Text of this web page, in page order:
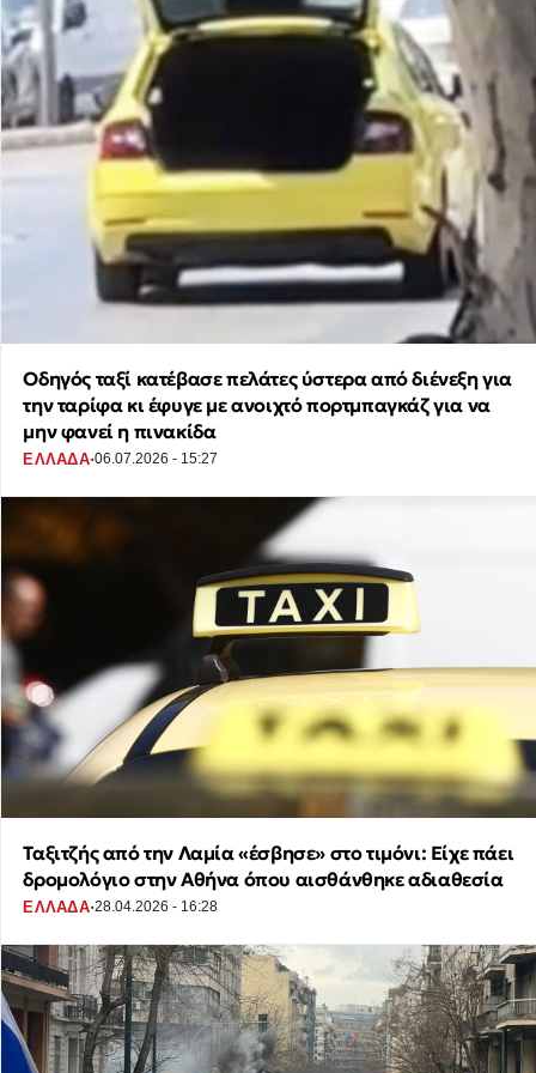
Οδηγός ταξί κατέβασε πελάτες ύστερα από διένεξη για
την ταρίφα κι έφυγε με ανοιχτό πορτμπαγκάζ για να
μην φανεί η πινακίδα
ΕΛΛΑΔΑ·06.07.2026 - 15:27
Ταξιτζής από την Λαμία «έσβησε» στο τιμόνι: Είχε πάει
δρομολόγιο στην Αθήνα όπου αισθάνθηκε αδιαθεσία
ΕΛΛΑΔΑ·28.04.2026 - 16:28